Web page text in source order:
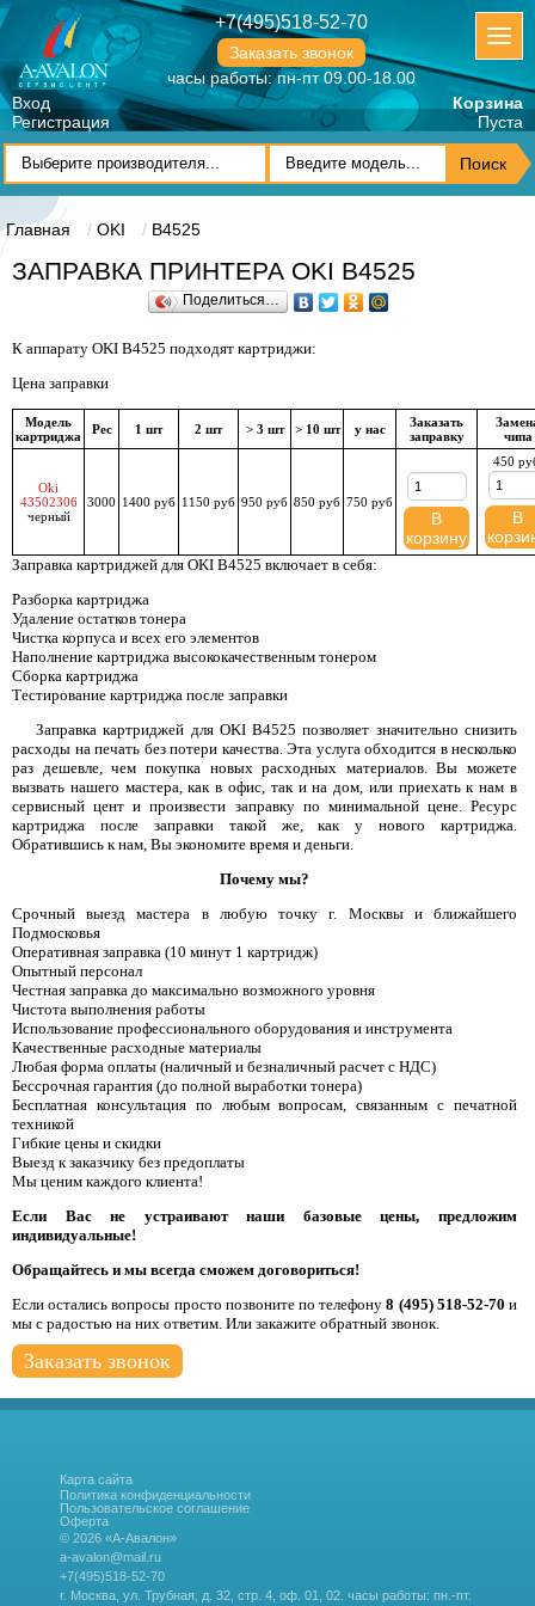
+7(495)518-52-70
Заказать звонок
часы работы: пн-пт 09.00-18.00
Вход
Регистрация
Корзина
Пуста
Главная OKI B4525
ЗАПРАВКА ПРИНТЕРА OKI B4525
Поделиться…
К аппарату OKI B4525 подходят картриджи:
Цена заправки
Модель
картриджа
Рес 1 шт 2 шт > 3 шт > 10 шт у нас
Заказать
заправку
чипа
Oki
43502306
черный
3000 1400 руб 1150 руб 950 руб 850 руб 750 руб
В
корзину
450
В
Заправка картриджей для OKI B4525 включает в себя:
Разборка картриджа
Удаление остатков тонера
Чистка корпуса и всех его элементов
Наполнение картриджа высококачественным тонером
Сборка картриджа
Тестирование картриджа после заправки
Заправка картриджей для OKI B4525 позволяет значительно снизить
расходы на печать без потери качества. Эта услуга обходится в несколько
раз дешевле, чем покупка новых расходных материалов. Вы можете
вызвать нашего мастера, как в офис, так и на дом, или приехать к нам в
сервисный цент и произвести заправку по минимальной цене. Ресурс
картриджа после заправки такой же, как у нового картриджа.
Обратившись к нам, Вы экономите время и деньги.
Почему мы?
Срочный выезд мастера в любую точку г. Москвы и ближайшего
Подмосковья
Оперативная заправка (10 минут 1 картридж)
Опытный персонал
Честная заправка до максимально возможного уровня
Чистота выполнения работы
Использование профессионального оборудования и инструмента
Качественные расходные материалы
Любая форма оплаты (наличный и безналичный расчет с НДС)
Бессрочная гарантия (до полной выработки тонера)
Бесплатная консультация по любым вопросам, связанным с печатной
техникой
Гибкие цены и скидки
Выезд к заказчику без предоплаты
Мы ценим каждого клиента!
Если Вас не устраивают наши базовые цены, предложим
индивидуальные!
Обращайтесь и мы всегда сможем договориться!
Если остались вопросы просто позвоните по телефону8 (495) 518-52-70 и
мы с радостью на них ответим. Или закажите обратный звонок.
Заказать звонок
Карта сайта
Политика конфиденциальности
Пользовательское соглашение
Оферта
© 2026 «А-Авалон»
a-avalon@mail.ru
+7(495)518-52-70
г. Москва, ул. Трубная, д. 32, стр. 4, оф. 01, 02. часы работы: пн.-пт.